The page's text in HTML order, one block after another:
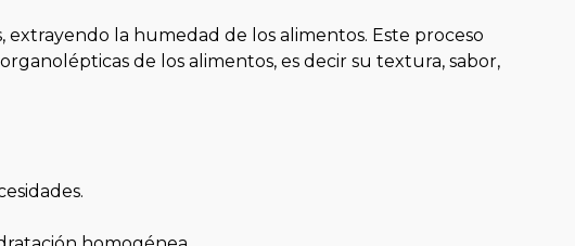
la humedad de los alimentos. Este proceso
de los alimentos, es decir su textura, sabor,